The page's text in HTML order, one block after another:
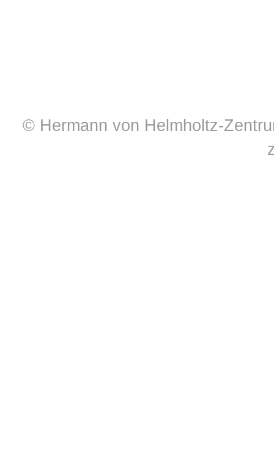
© Hermann von Helmholtz-